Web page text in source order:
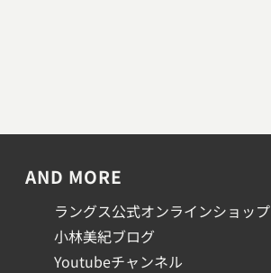
AND MORE
ラングス公式オンラインショップ
小林美紀ブログ
Youtubeチャンネル